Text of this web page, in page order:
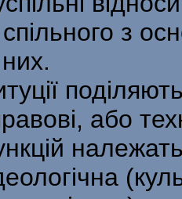
з
або